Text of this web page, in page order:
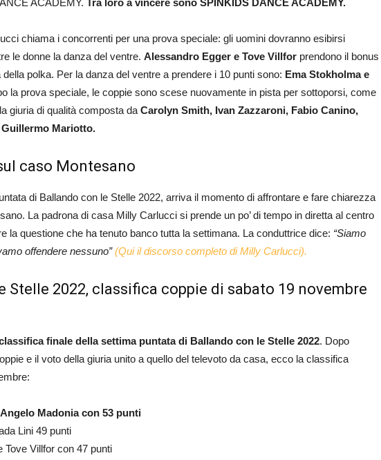
ACADEMY. Tra loro a vincere sono SPINKIDS DANCE ACADEMY.
chiama i concorrenti per una prova speciale: gli uomini dovranno esibirsi
le donne la danza del ventre. Alessandro Egger e Tove Villfor prendono il bonus
polka. Per la danza del ventre a prendere i 10 punti sono: Ema Stokholma e
la prova speciale, le coppie sono scese nuovamente in pista per sottoporsi, come
giuria di qualità composta da Carolyn Smith, Ivan Zazzaroni, Fabio Canino,
Mariotto.
caso Montesano
di Ballando con le Stelle 2022, arriva il momento di affrontare e fare chiarezza
La padrona di casa Milly Carlucci si prende un po’ di tempo in diretta al centro
la questione che ha tenuto banco tutta la settimana. La conduttrice dice: “Siamo
offendere nessuno”(Qui il discorso completo di Milly Carlucci).
Stelle 2022, classifica coppie di sabato 19 novembre
finale della settima puntata di Ballando con le Stelle 2022. Dopo
e il voto della giuria unito a quello del televoto da casa, ecco la classifica
Madonia con 53 punti
Lini 49 punti
Tove Villfor con 47 punti